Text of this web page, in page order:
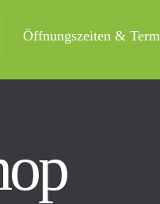
Öffnungszeiten &